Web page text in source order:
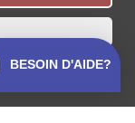
légales
BESOIN D'AIDE?